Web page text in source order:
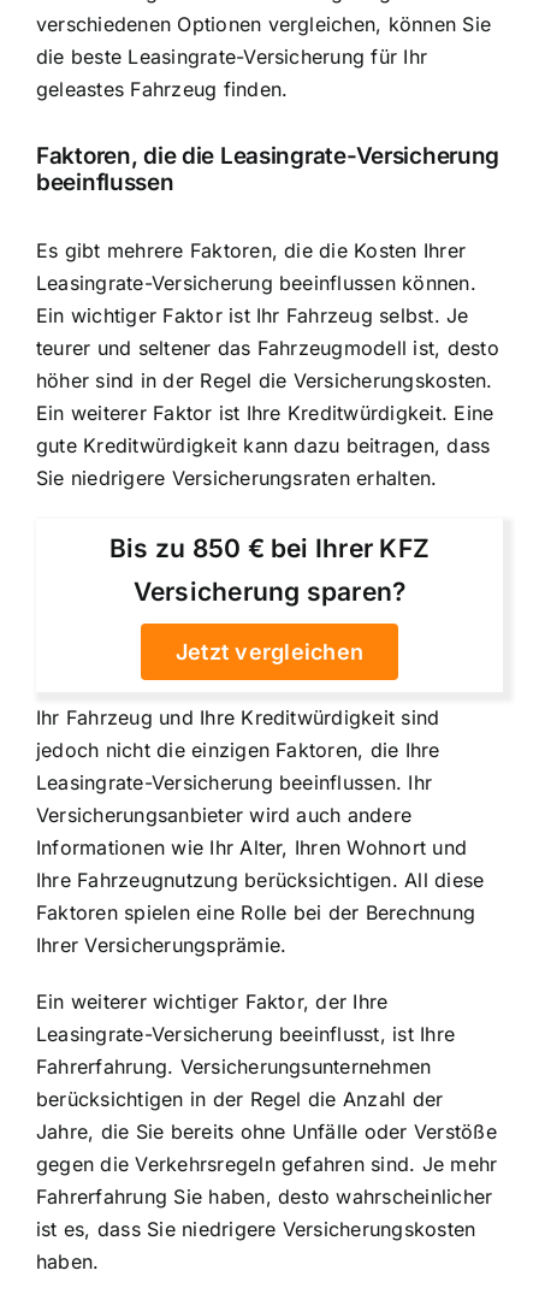
verschiedenen Optionen vergleichen, können Sie
die beste Leasingrate-Versicherung für Ihr
geleastes Fahrzeug finden.
Faktoren, die die Leasingrate-Versicherung
beeinflussen
Es gibt mehrere Faktoren, die die Kosten Ihrer
Leasingrate-Versicherung beeinflussen können.
Ein wichtiger Faktor ist Ihr Fahrzeug selbst. Je
teurer und seltener das Fahrzeugmodell ist, desto
höher sind in der Regel die Versicherungskosten.
Ein weiterer Faktor ist Ihre Kreditwürdigkeit. Eine
gute Kreditwürdigkeit kann dazu beitragen, dass
Sie niedrigere Versicherungsraten erhalten.
Bis zu 850 € bei Ihrer KFZ
Versicherung sparen?
Jetzt vergleichen
Ihr Fahrzeug und Ihre Kreditwürdigkeit sind
jedoch nicht die einzigen Faktoren, die Ihre
Leasingrate-Versicherung beeinflussen. Ihr
Versicherungsanbieter wird auch andere
Informationen wie Ihr Alter, Ihren Wohnort und
Ihre Fahrzeugnutzung berücksichtigen. All diese
Faktoren spielen eine Rolle bei der Berechnung
Ihrer Versicherungsprämie.
Ein weiterer wichtiger Faktor, der Ihre
Leasingrate-Versicherung beeinflusst, ist Ihre
Fahrerfahrung. Versicherungsunternehmen
berücksichtigen in der Regel die Anzahl der
Jahre, die Sie bereits ohne Unfälle oder Verstöße
gegen die Verkehrsregeln gefahren sind. Je mehr
Fahrerfahrung Sie haben, desto wahrscheinlicher
ist es, dass Sie niedrigere Versicherungskosten
haben.